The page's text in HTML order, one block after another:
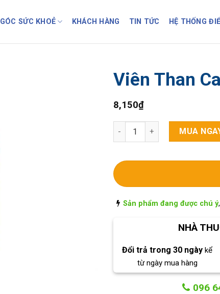
GÓC SỨC KHOẺ KHÁCH HÀNG TIN TỨC HỆ THỐNG
Viên Than
8,150₫
Viên Than Carbo Lọ/100v số
MUA
Sản phẩm đang được chú ý
NHÀ
Đổi trả trong 30 ngày kể
từ ngày mua hàng
096